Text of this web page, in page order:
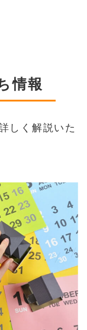
情報
しく解説いた